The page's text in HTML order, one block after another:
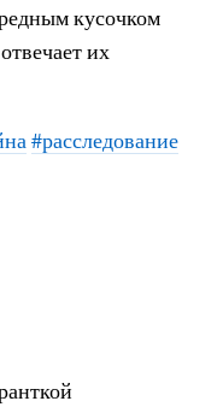
кусочком
их
#расследование